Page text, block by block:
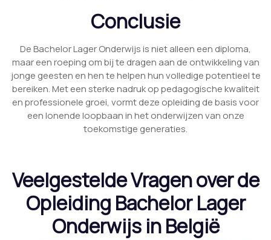
Conclusie
De Bachelor Lager Onderwijs is niet alleen een diploma,
maar een roeping om bij te dragen aan de ontwikkeling van
jonge geesten en hen te helpen hun volledige potentieel te
bereiken. Met een sterke nadruk op pedagogische kwaliteit
en professionele groei, vormt deze opleiding de basis voor
een lonende loopbaan in het onderwijzen van onze
toekomstige generaties.
Veelgestelde Vragen over de
Opleiding Bachelor Lager
Onderwijs in België